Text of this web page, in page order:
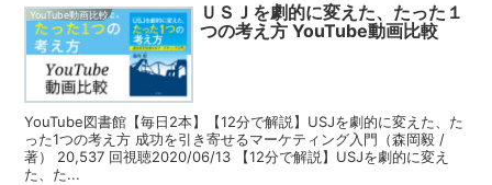
YouTube動画比較
ＵＳＪを劇的に変えた、たった１
つの考え方 YouTube動画比較
YouTube図書館【毎日2本】【12分で解説】USJを劇的に変えた、た
った1つの考え方 成功を引き寄せるマーケティング入門（森岡毅 /
著） 20,537 回視聴2020/06/13 【12分で解説】USJを劇的に変え
た、た...